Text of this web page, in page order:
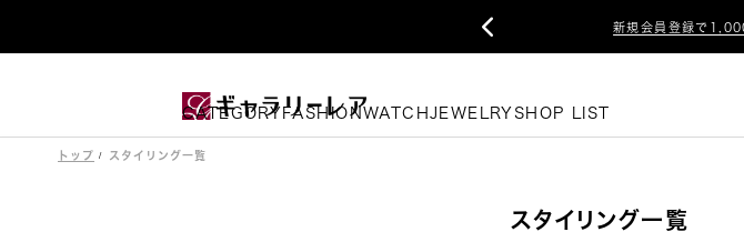
新規会員登録で

CATEGORY FASHIONWATCHJEWELRY SHOP LIST
トップ スタイリング一覧
スタイリング一覧